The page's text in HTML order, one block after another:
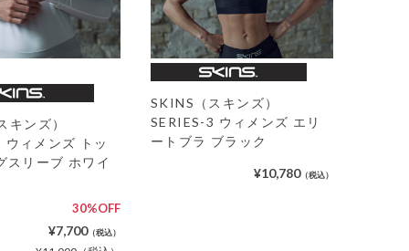
キンズ）
ウィメンズ トッ
スリーブ ホワイ
30%OFF
¥7,700（税込）
SKINS（スキンズ）
SERIES-3 ウィメンズ エリ
ートブラ ブラック
¥10,780（税込）